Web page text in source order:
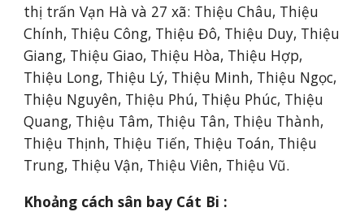
thị trấn Vạn Hà và 27 xã: Thiệu Châu, Thiệu
Chính, Thiệu Công, Thiệu Đô, Thiệu Duy, Thiệu
Giang, Thiệu Giao, Thiệu Hòa, Thiệu Hợp,
Thiệu Long, Thiệu Lý, Thiệu Minh, Thiệu Ngọc,
Thiệu Nguyên, Thiệu Phú, Thiệu Phúc, Thiệu
Quang, Thiệu Tâm, Thiệu Tân, Thiệu Thành,
Thiệu Thịnh, Thiệu Tiến, Thiệu Toán, Thiệu
Trung, Thiệu Vận, Thiệu Viên, Thiệu Vũ.
Khoảng cách sân bay Cát Bi :